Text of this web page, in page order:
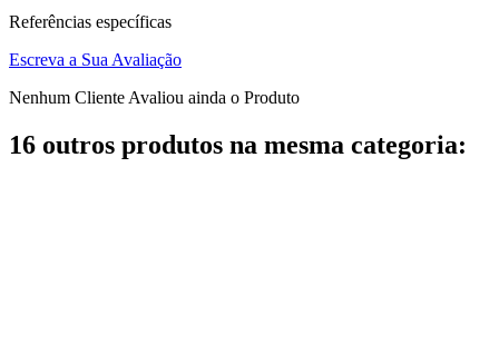
Referências específicas
Escreva a Sua Avaliação
Nenhum Cliente Avaliou ainda o Produto
16 outros produtos na mesma categoria: